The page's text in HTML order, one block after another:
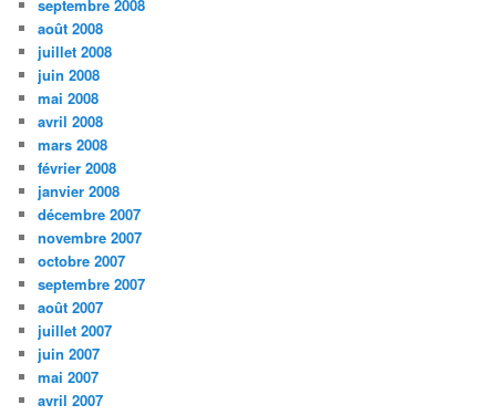
septembre 2008
août 2008
juillet 2008
juin 2008
mai 2008
avril 2008
mars 2008
février 2008
janvier 2008
décembre 2007
novembre 2007
octobre 2007
septembre 2007
août 2007
juillet 2007
juin 2007
mai 2007
avril 2007